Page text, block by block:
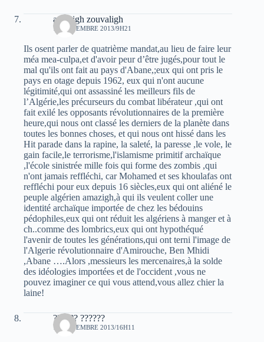
amazigh zouvaligh
12 NOVEMBRE 2013/9H21
Ils osent parler de quatrième mandat,au lieu de faire leur
méa mea-culpa,et d'avoir peur d’être jugés,pour tout le
mal qu'ils ont fait au pays d'Abane,;eux qui ont pris le
pays en otage depuis 1962, eux qui n'ont aucune
légitimité,qui ont assassiné les meilleurs fils de
l’Algérie,les précurseurs du combat libérateur ,qui ont
fait exilé les opposants révolutionnaires de la première
heure,qui nous ont classé les derniers de la planète dans
toutes les bonnes choses, et qui nous ont hissé dans les
Hit parade dans la rapine, la saleté, la paresse ,le vole, le
gain facile,le terrorisme,l'islamisme primitif archaïque
,l'école sinistrée mille fois qui forme des zombis ,qui
n'ont jamais reffléchi, car Mohamed et ses khoulafas ont
reffléchi pour eux depuis 16 siècles,eux qui ont aliéné le
peuple algérien amazigh,à qui ils veulent coller une
identité archaïque importée de chez les bédouins
pédophiles,eux qui ont réduit les algériens à manger et à
ch..comme des lombrics,eux qui ont hypothéqué
l'avenir de toutes les générations,qui ont terni l'image de
l'Algerie révolutionnaire d'Amirouche, Ben Mhidi
,Abane ….Alors ,messieurs les mercenaires,à la solde
des idéologies importées et de l'occident ,vous ne
pouvez imaginer ce qui vous attend,vous allez chier la
laine!
?????? ??????
18 NOVEMBRE 2013/16H11